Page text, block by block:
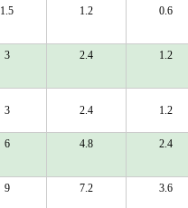
1.5 1.2 0.6
3 2.4 1.2
3 2.4 1.2
6 4.8 2.4
9 7.2 3.6